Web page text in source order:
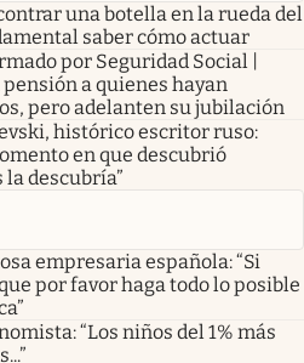
una botella en la rueda del
saber cómo actuar
por Seguridad Social |
a quienes hayan
pero adelanten su jubilación
histórico escritor ruso:
en que descubrió
descubría”
empresaria española: “Si
por favor haga todo lo posible
“Los niños del 1% más